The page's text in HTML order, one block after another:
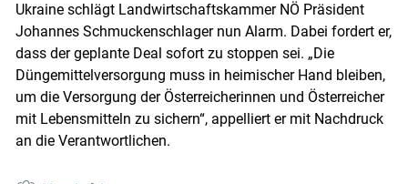
Ukraine schlägt Landwirtschaftskammer NÖ Präsident
Johannes Schmuckenschlager nun Alarm. Dabei fordert er,
dass der geplante Deal sofort zu stoppen sei. „Die
Düngemittelversorgung muss in heimischer Hand bleiben,
um die Versorgung der Österreicherinnen und Österreicher
mit Lebensmitteln zu sichern“, appelliert er mit Nachdruck
an die Verantwortlichen.